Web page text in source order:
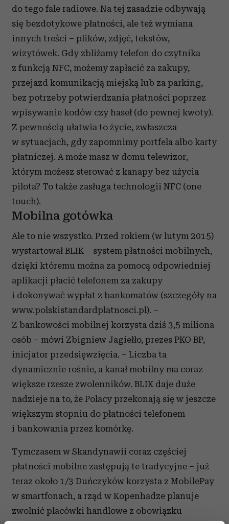
do tego fale radiowe. Na tej zasadzie odbywają
się bezdotykowe płatności, ale też wymiana
innych treści – plików, zdjęć, tekstów,
wizytówek. Gdy zbliżamy telefon do czytnika
z funkcją NFC, możemy zapłacić za zakupy,
przejazd komunikacją miejską lub za parking,
bez potrzeby potwierdzania płatności poprzez
wpisywanie kodów czy haseł (do pewnej kwoty).
Z pewnością ułatwia to życie, zwłaszcza
w sytuacjach, gdy zapomnimy portfela albo karty
płatniczej. A może masz w domu telewizor,
którym możesz sterować z kanapy bez użycia
pilota? To także zasługa technologii NFC (one
touch).
Mobilna gotówka
Ale to nie wszystko. Przed rokiem (w lutym 2015)
wystartował BLIK – system płatności mobilnych,
dzięki któremu można za pomocą odpowiedniej
aplikacji płacić telefonem za zakupy
i dokonywać wypłat z bankomatów (szczegóły na
www.polskistandardplatnosci.pl). –
Z bankowości mobilnej korzysta dziś 3,5 miliona
osób – mówi Zbigniew Jagiełło, prezes PKO BP,
inicjator przedsięwzięcia. – Liczba ta
dynamicznie rośnie, a kanał mobilny ma coraz
większe rzesze zwolenników. BLIK daje duże
nadzieje na to, że Polacy przekonają się w jeszcze
większym stopniu do płatności telefonem
i bankowania przez komórkę.
Tymczasem w Skandynawii coraz częściej
płatności mobilne zastępują te tradycyjne – już
teraz około 1/3 Duńczyków korzysta z MobilePay
w smartfonach, a rząd w Kopenhadze planuje
zwolnić placówki handlowe z obowiązku